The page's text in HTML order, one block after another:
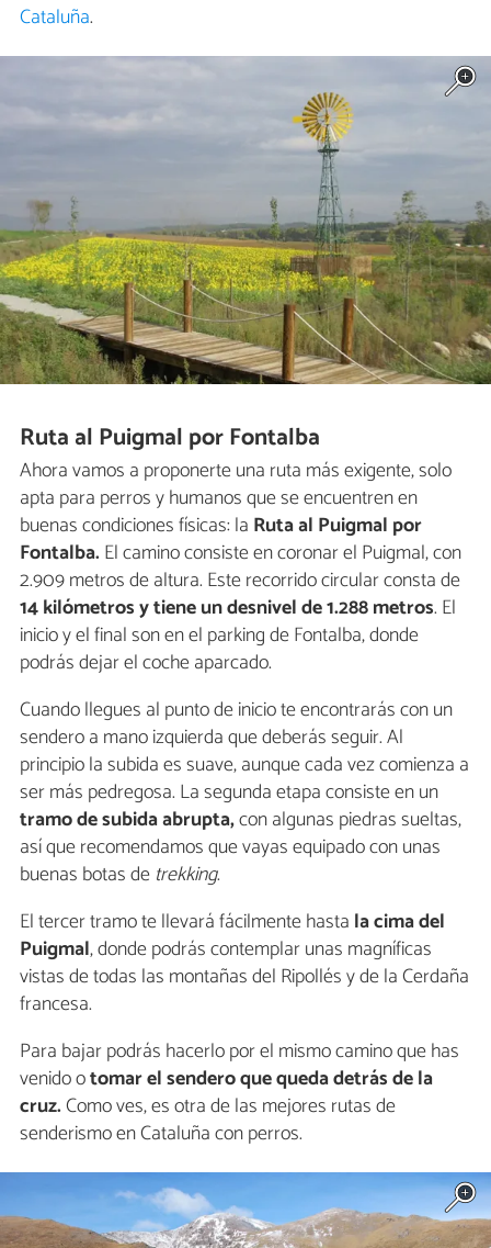
Cataluña.
Ruta al Puigmal por Fontalba
Ahora vamos a proponerte una ruta más exigente, solo
apta para perros y humanos que se encuentren en
buenas condiciones físicas: la Ruta al Puigmal por
Fontalba.El camino consiste en coronar el Puigmal, con
2.909 metros de altura. Este recorrido circular consta de
14 kilómetros y tiene un desnivel de 1.288 metros. El
inicio y el final son en el parking de Fontalba, donde
podrás dejar el coche aparcado.
Cuando llegues al punto de inicio te encontrarás con un
sendero a mano izquierda que deberás seguir. Al
principio la subida es suave, aunque cada vez comienza a
ser más pedregosa. La segunda etapa consiste en un
tramo de subida abrupta,con algunas piedras sueltas,
así que recomendamos que vayas equipado con unas
buenas botas de trekking.
El tercer tramo te llevará fácilmente hasta la cima del
Puigmal, donde podrás contemplar unas magníficas
vistas de todas las montañas del Ripollés y de la Cerdaña
francesa.
Para bajar podrás hacerlo por el mismo camino que has
venido otomar el sendero que queda detrás de la
cruz.Como ves, es otra de las mejores rutas de
senderismo en Cataluña con perros.